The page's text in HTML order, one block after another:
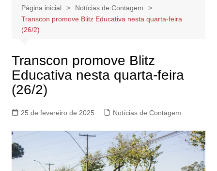
Página inicial
Notícias de Contagem
Transcon promove Blitz Educativa nesta quarta-feira
(26/2)
Transcon promove Blitz
Educativa nesta quarta-feira
(26/2)
25 de fevereiro de 2025 Notícias de Contagem